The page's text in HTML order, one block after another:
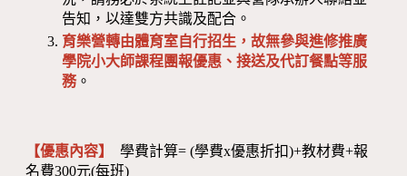
告知，以達雙方共識及配合。
育樂營轉由體育室自行招生，故無參與進修推廣
學院小大師課程團報優惠、接送及代訂餐點等服
務。
【優惠內容】
學費計算= (學費x優惠折扣)+教材費+報
名費300元(每班)